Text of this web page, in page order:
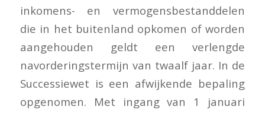
inkomens- en vermogensbestanddelen
die in het buitenland opkomen of worden
aangehouden geldt een verlengde
navorderingstermijn van twaalf jaar. In de
Successiewet is een afwijkende bepaling
opgenomen. Met ingang van 1 januari